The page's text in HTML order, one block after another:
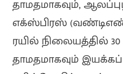
தாமதமாகவும்,
எக்ஸ்பிரஸ் (வண்டிஎண்-
ரயில் நிலையத்தில்
தாமதமாகவும்